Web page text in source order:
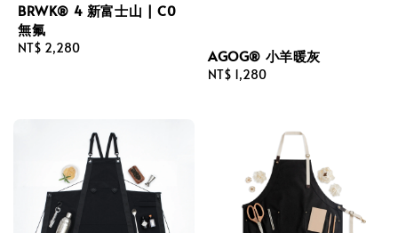
BRWK® 4 新富士山 | C0
無氟
Regular
NT$ 2,280 AGOG® 小羊暖灰
Regular
NT$ 1,280